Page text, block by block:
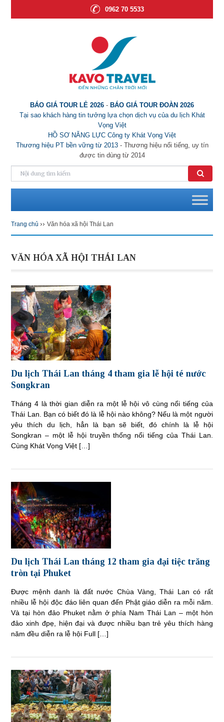
0962 70 5533
BÁO GIÁ TOUR LẺ 2026 - BÁO GIÁ TOUR ĐOÀN 2026
Tại sao khách hàng tin tưởng lựa chọn dịch vụ của du lịch Khát
Vọng Việt
HỒ SƠ NĂNG LỰC Công ty Khát Vọng Việt
Thương hiệu PT bền vững từ 2013- Thương hiệu nổi tiếng, uy tín
được tin dùng từ 2014
Trang chủ ››Văn hóa xã hội Thái Lan
VĂN HÓA XÃ HỘI THÁI LAN
Du lịch Thái Lan tháng 4 tham gia lễ hội té nước
Songkran
Tháng 4 là thời gian diễn ra một lễ hội vô cùng nổi tiếng của
Thái Lan. Bạn có biết đó là lễ hội nào không? Nếu là một người
yêu thích du lịch, hẳn là bạn sẽ biết, đó chính là lễ hội
Songkran – một lễ hội truyền thống nổi tiếng của Thái Lan.
Cùng Khát Vọng Việt […]
Du lịch Thái Lan tháng 12 tham gia đại tiệc trăng
tròn tại Phuket
Được mệnh danh là đất nước Chùa Vàng, Thái Lan có rất
nhiều lễ hội độc đáo liên quan đến Phật giáo diễn ra mỗi năm.
Và tại hòn đảo Phuket nằm ở phía Nam Thái Lan – một hòn
đảo xinh đpẹ, hiện đại và được nhiều bạn trẻ yêu thích hàng
năm đều diễn ra lễ hội Full […]